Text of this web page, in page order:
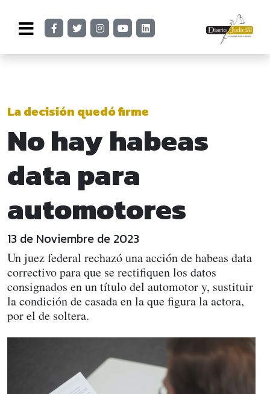
La decisión quedó firme
No hay habeas
data para
automotores
13 de Noviembre de 2023
Un juez federal rechazó una acción de habeas data
correctivo para que se rectifiquen los datos
consignados en un título del automotor y, sustituir
la condición de casada en la que figura la actora,
por el de soltera.